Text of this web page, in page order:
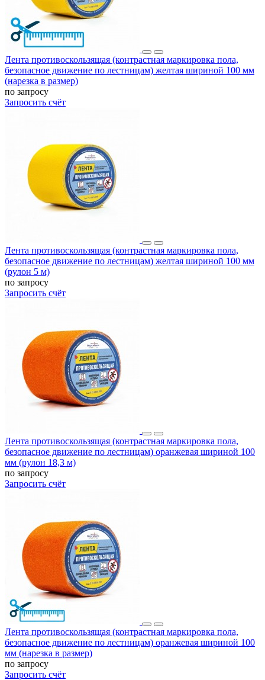
Лента противоскользящая (контрастная маркировка пола,
безопасное движение по лестницам) желтая шириной 100 мм
(нарезка в размер)
по запросу
Запросить счёт
Лента противоскользящая (контрастная маркировка пола,
безопасное движение по лестницам) желтая шириной 100 мм
(рулон 5 м)
по запросу
Запросить счёт
Лента противоскользящая (контрастная маркировка пола,
безопасное движение по лестницам) оранжевая шириной 100
мм (рулон 18,3 м)
по запросу
Запросить счёт
Лента противоскользящая (контрастная маркировка пола,
безопасное движение по лестницам) оранжевая шириной 100
мм (нарезка в размер)
по запросу
Запросить счёт